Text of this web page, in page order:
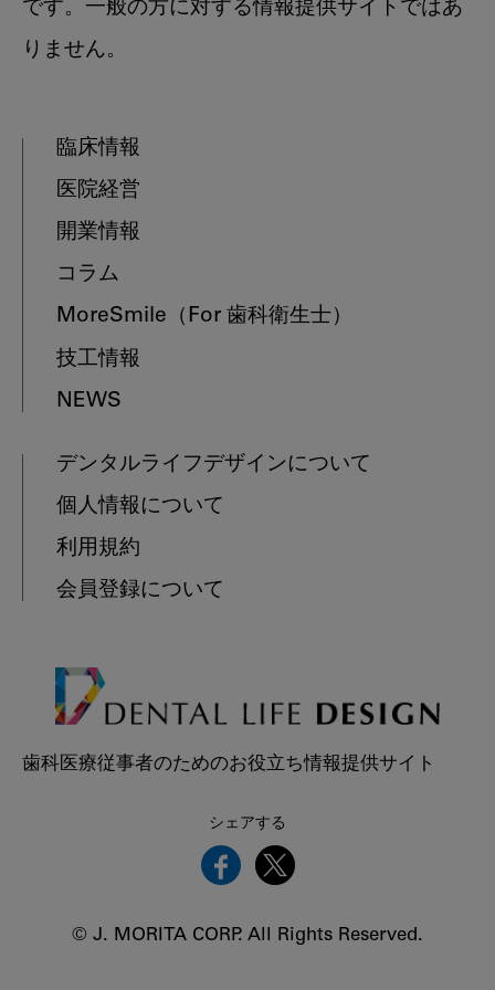
です。一般の方に対する情報提供サイトではあ
りません。
臨床情報
医院経営
開業情報
コラム
MoreSmile （For 歯科衛生士）
技工情報
NEWS
デンタルライフデザインについて
個人情報について
利用規約
会員登録について
歯科医療従事者のためのお役立ち情報提供サイト
シェアする
© J. MORITA CORP. All Rights Reserved.